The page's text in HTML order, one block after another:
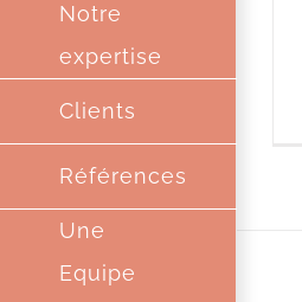
Notre
expertise
Clients
Références
Une
Equipe